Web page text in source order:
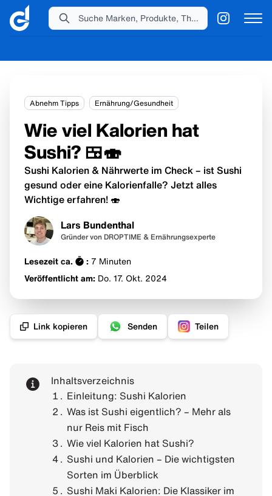
Abnehm Tipps Ernährung/Gesundheit
Wie viel Kalorien hat
Sushi? 🍱🍣
Sushi Kalorien & Nährwerte im Check – ist Sushi
gesund oder eine Kalorienfalle? Jetzt alles
Wichtige erfahren! 🍣
Lars Bundenthal
Gründer von DROPTIME & Ernährungsexperte
Lesezeit ca. : 7 Minuten
Veröffentlicht am: Do. 17. Okt. 2024
Link kopieren Senden Teilen
Inhaltsverzeichnis
Einleitung: Sushi Kalorien
Was ist Sushi eigentlich? – Mehr als
nur Reis mit Fisch
Wie viel Kalorien hat Sushi?
Sushi und Kalorien – Die wichtigsten
Sorten im Überblick
Sushi Maki Kalorien: Die Klassiker im